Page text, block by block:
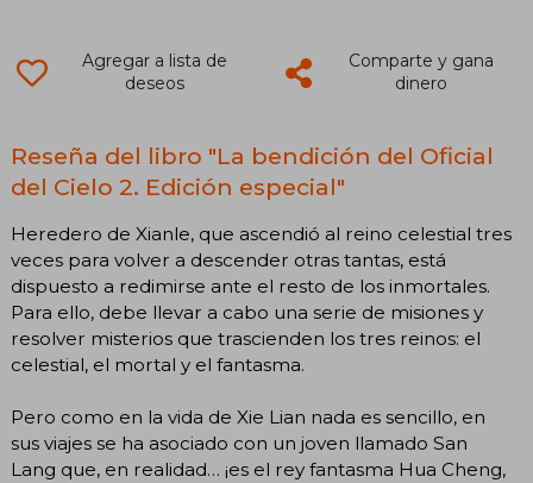
Agregar a lista de
deseos
Comparte y gana
dinero
Reseña del libro "La bendición del Oficial
del Cielo 2. Edición especial"
Heredero de Xianle, que ascendió al reino celestial tres
veces para volver a descender otras tantas, está
dispuesto a redimirse ante el resto de los inmortales.
Para ello, debe llevar a cabo una serie de misiones y
resolver misterios que trascienden los tres reinos: el
celestial, el mortal y el fantasma.
Pero como en la vida de Xie Lian nada es sencillo, en
sus viajes se ha asociado con un joven llamado San
Lang que, en realidad… ¡es el rey fantasma Hua Cheng,